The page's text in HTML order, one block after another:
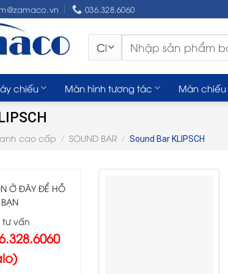
036.328.6060
Tìm
kiếm:
chiếu Màn hình tương tác Màn chiếu
cao cấp / SOUND BAR / Sound Bar KLIPSCH
Ở ĐÂY ĐỂ HỖ
tư vấn